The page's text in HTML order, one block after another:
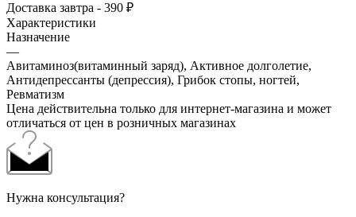
Доставка завтра - 390 ₽
Характеристики
Назначение
—
Авитаминоз(витаминный заряд), Активное долголетие,
Антидепрессанты (депрессия), Грибок стопы, ногтей,
Ревматизм
Цена действительна только для интернет-магазина и может
отличаться от цен в розничных магазинах
Нужна консультация?